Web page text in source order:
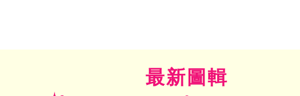
最新圖輯